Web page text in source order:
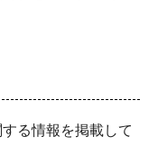
る情報を掲載して